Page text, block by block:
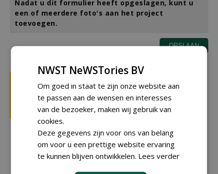
Nadat u dit formulier heeft opgeslagen, kunt u
een of meerdere foto's aan het project
toevoegen.
NWST NeWSTories BV
Om goed in staat te zijn onze website aan
te passen aan de wensen en interesses
van de bezoeker, maken wij gebruik van
cookies.
Deze gegevens zijn voor ons van belang
om voor u een prettige website ervaring
te kunnen blijven ontwikkelen. Lees verder